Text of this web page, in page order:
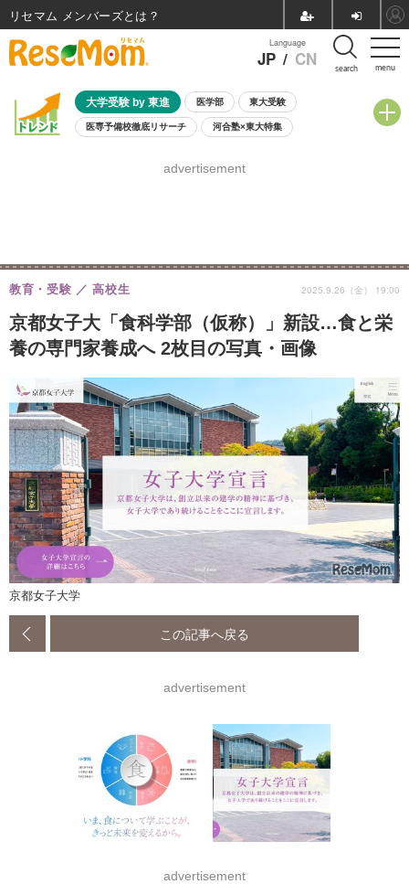
menu
Language
JP / CN search
大学受験 by 東進 医学部 東大受験
医専予備校徹底リサーチ 河合塾×東大特集
8月開催学校説明会・相談会
advertisement
京都女子大「食科学部（仮称）」新設…食と栄
養の専門家養成へ 2枚目の写真・画像
教育・受験 高校生 2025.9.26（金） 19:00
京都女子大学
この記事へ戻る
advertisement
advertisement
リセマム メンバーズ